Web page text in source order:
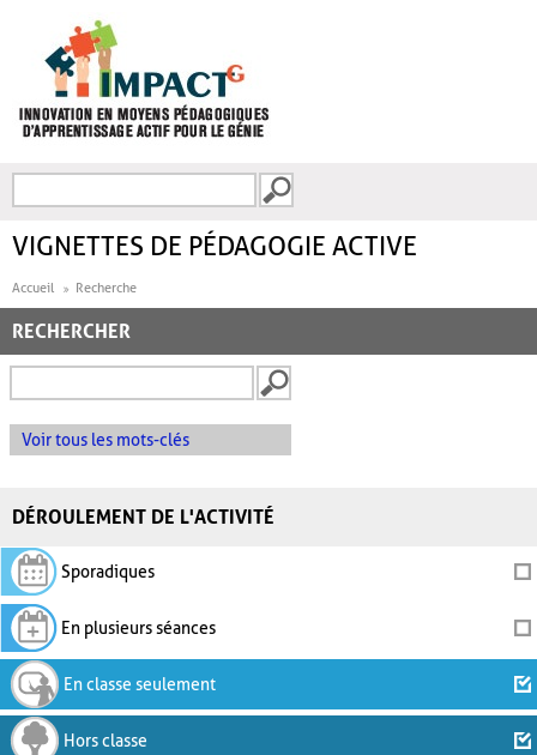
FORMULAIRE DE
VIGNETTES DE PÉDAGOGIE ACTIVE
Accueil Recherche
RECHERCHER
Voir tous les mots-clés
DÉROULEMENT DE L'ACTIVITÉ
Sporadiques
En plusieurs séances
En classe seulement
Hors classe